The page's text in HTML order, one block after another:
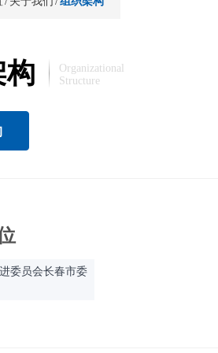
构
Organizational
Structure
委员会长春市委